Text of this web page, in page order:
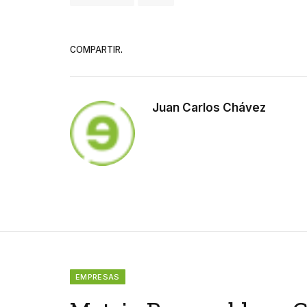
COMPARTIR.
Juan Carlos Chávez
EMPRESAS